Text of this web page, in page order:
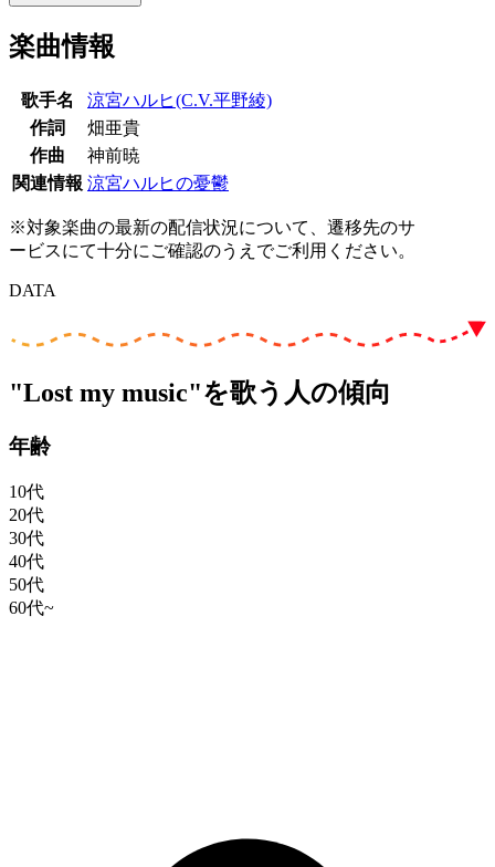
楽曲情報
歌手名
涼宮ハルヒ(C.V.平野綾)
作詞
畑亜貴
作曲
神前暁
関連情報 涼宮ハルヒの憂鬱
※対象楽曲の最新の配信状況について、遷移先のサ
ービスにて十分にご確認のうえでご利用ください。
DATA
"Lost my music"を歌う人の傾向
年齢
10代
20代
30代
40代
50代
60代~